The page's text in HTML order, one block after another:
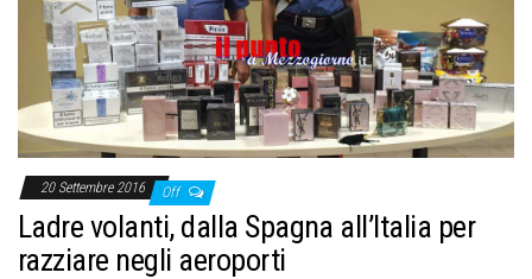
20 Settembre 2016 Off
Ladre volanti, dalla Spagna all’Italia per
razziare negli aeroporti